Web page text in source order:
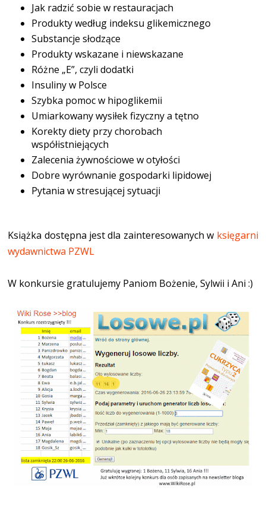
Jak radzić sobie w restauracjach
Produkty według indeksu glikemicznego
Substancje słodzące
Produkty wskazane i niewskazane
Różne „E”, czyli dodatki
Insuliny w Polsce
Szybka pomoc w hipoglikemii
Umiarkowany wysiłek fizyczny a tętno
Korekty diety przy chorobach
współistniejących
Zalecenia żywnościowe w otyłości
Dobre wyrównanie gospodarki lipidowej
Pytania w stresującej sytuacji
Książka dostępna jest dla zainteresowanych w księgarni
wydawnictwa PZWL
W konkursie gratulujemy Paniom Bożenie, Sylwii i Ani :)